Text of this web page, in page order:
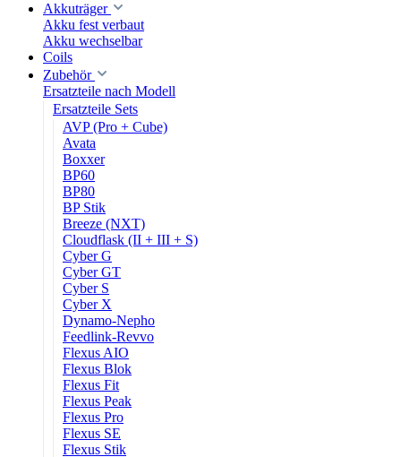
Akkuträger
Akku fest verbaut
Akku wechselbar
Coils
Zubehör
Ersatzteile nach Modell
Ersatzteile Sets
AVP (Pro + Cube)
Avata
Boxxer
BP60
BP80
BP Stik
Breeze (NXT)
Cloudflask (II + III + S)
Cyber G
Cyber GT
Cyber S
Cyber X
Dynamo-Nepho
Feedlink-Revvo
Flexus AIO
Flexus Blok
Flexus Fit
Flexus Peak
Flexus Pro
Flexus SE
Flexus Stik